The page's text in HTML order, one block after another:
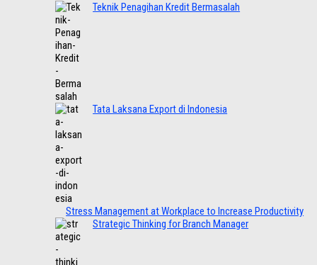
Teknik Penagihan Kredit Bermasalah
Tata Laksana Export di Indonesia
Stress Management at Workplace to Increase Productivity
Strategic Thinking for Branch Manager